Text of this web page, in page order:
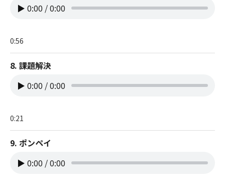
▶ 0:00 /0:00
0:56
8. 課題解決
▶ 0:00 /0:00
0:21
9. ポンペイ
▶ 0:00 /0:00